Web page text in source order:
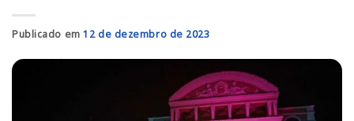
Publicado em12 de dezembro de 2023